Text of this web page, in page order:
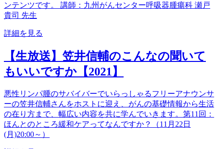
ンテンツです。 講師：九州がんセンター呼吸器腫瘍科 瀬戸
貴司 先生
詳細を見る
【生放送】笠井信輔のこんなの聞いて
もいいですか【2021】
悪性リンパ腫のサバイバーでいらっしゃるフリーアナウンサ
ーの笠井信輔さんをホストに迎え、がんの基礎情報から生活
の在り方まで、幅広い内容を共に学んでいきます。第11回：
ほんとのところ緩和ケアってなんですか？（11月22日
(月)20:00～）